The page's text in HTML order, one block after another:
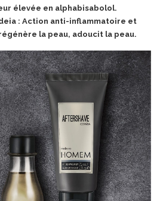
élevée en alphabisabolol.
: Action anti-inflammatoire et
la peau, adoucit la peau.